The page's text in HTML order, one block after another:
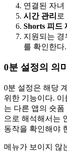
연결된 자녀
시간 관리 로
Shorts 피드
지원되는 경
를 확인한다.
0분 설정의 의
0분 설정은 해당
위한 기능이다.
는 다른 앱의 숏
으로 해석해서는
동작을 확인해야
메뉴가 보이지 않